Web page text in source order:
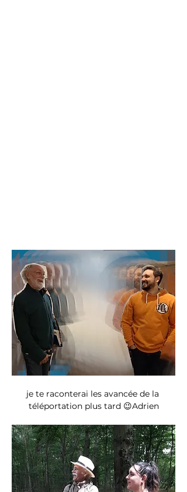
je te raconterai les avancée de la
téléportation plus tard 😉Adrien